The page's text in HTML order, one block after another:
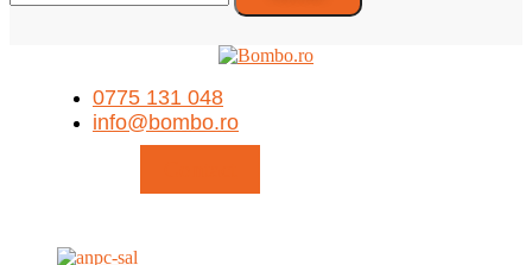
0775 131 048
info@bombo.ro